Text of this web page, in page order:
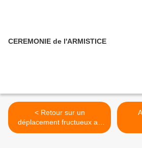
CEREMONIE de l'ARMISTICE
< Retour sur un
déplacement fructueux au
105ème Congrès des